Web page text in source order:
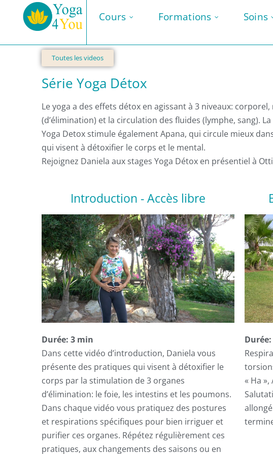
Cours Formations Soins
Toutes les videos
Série Yoga Détox
Le yoga a des effets détox en agissant à 3 niveaux:
(d’élimination) et la circulation des fluides (lymphe, sang).
Yoga Detox stimule également Apana, qui circule mieux
qui visent à détoxifier le corps et le mental.
Rejoignez Daniela aux stages Yoga Détox en présentiel à
Introduction - Accès libre
Durée: 3 min
Dans cette vidéo d’introduction, Daniela vous
présente des pratiques qui visent à détoxifier le
corps par la stimulation de 3 organes
d’élimination: le foie, les intestins et les poumons.
Dans chaque vidéo vous pratiquez des postures
et respirations spécifiques pour bien irriguer et
purifier ces organes. Répétez régulièrement ces
pratiques, aux changements des saisons ou en
« Ha